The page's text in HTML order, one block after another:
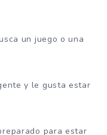
un juego o una
y le gusta estar
para estar